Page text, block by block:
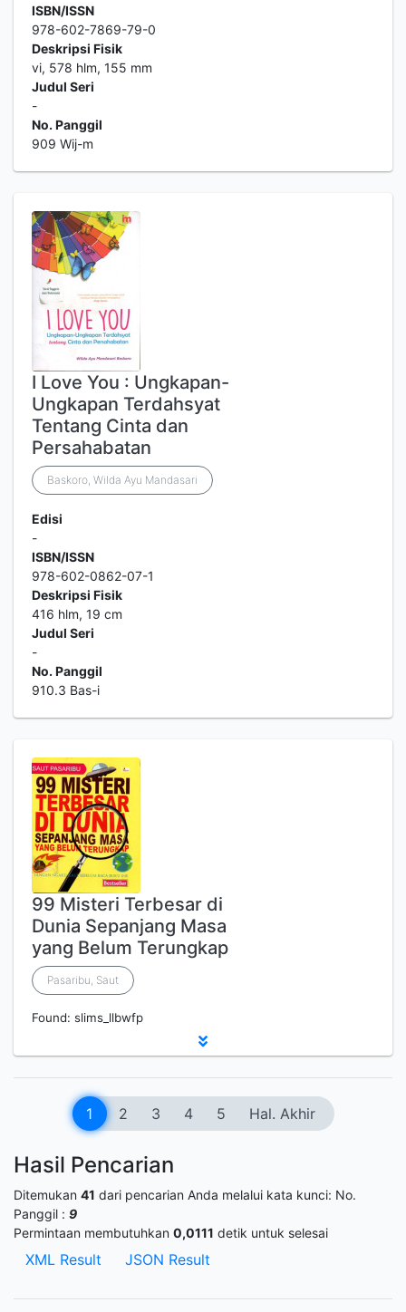
ISBN/ISSN
978-602-7869-79-0
Deskripsi Fisik
vi, 578 hlm, 155 mm
Judul Seri
-
No. Panggil
909 Wij-m
I Love You : Ungkapan-
Ungkapan Terdahsyat
Tentang Cinta dan
Persahabatan
Baskoro, Wilda Ayu Mandasari
Edisi
-
ISBN/ISSN
978-602-0862-07-1
Deskripsi Fisik
416 hlm, 19 cm
Judul Seri
-
No. Panggil
910.3 Bas-i
99 Misteri Terbesar di
Dunia Sepanjang Masa
yang Belum Terungkap
Pasaribu, Saut
Found: slims_llbwfp
1 2 3 4 5 Hal. Akhir
Hasil Pencarian
Ditemukan 41 dari pencarian Anda melalui kata kunci: No.
Panggil : 9
Permintaan membutuhkan 0,0111 detik untuk selesai
XML Result JSON Result